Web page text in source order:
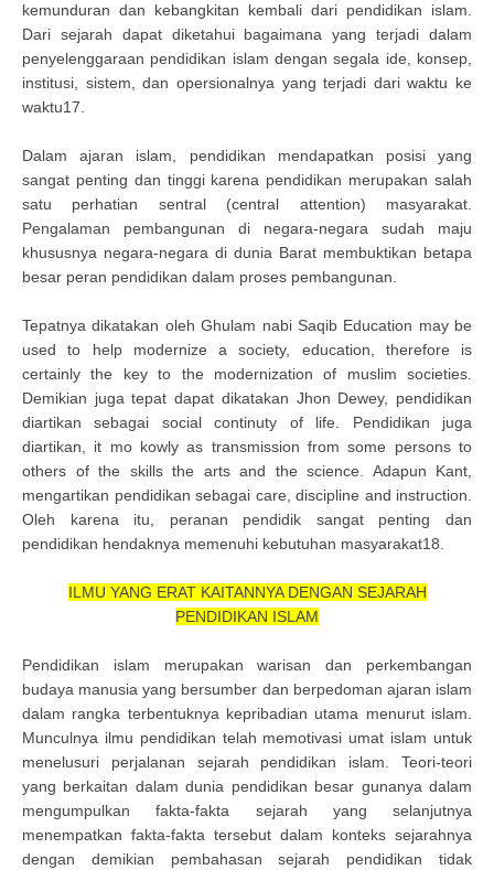
kemunduran dan kebangkitan kembali dari pendidikan islam.
Dari sejarah dapat diketahui bagaimana yang terjadi dalam
penyelenggaraan pendidikan islam dengan segala ide, konsep,
institusi, sistem, dan opersionalnya yang terjadi dari waktu ke
waktu17.
Dalam ajaran islam, pendidikan mendapatkan posisi yang
sangat penting dan tinggi karena pendidikan merupakan salah
satu perhatian sentral (central attention) masyarakat.
Pengalaman pembangunan di negara-negara sudah maju
khususnya negara-negara di dunia Barat membuktikan betapa
besar peran pendidikan dalam proses pembangunan.
Tepatnya dikatakan oleh Ghulam nabi Saqib Education may be
used to help modernize a society, education, therefore is
certainly the key to the modernization of muslim societies.
Demikian juga tepat dapat dikatakan Jhon Dewey, pendidikan
diartikan sebagai social continuty of life. Pendidikan juga
diartikan, it mo kowly as transmission from some persons to
others of the skills the arts and the science. Adapun Kant,
mengartikan pendidikan sebagai care, discipline and instruction.
Oleh karena itu, peranan pendidik sangat penting dan
pendidikan hendaknya memenuhi kebutuhan masyarakat18.
ILMU YANG ERAT KAITANNYA DENGAN SEJARAH
PENDIDIKAN ISLAM
Pendidikan islam merupakan warisan dan perkembangan
budaya manusia yang bersumber dan berpedoman ajaran islam
dalam rangka terbentuknya kepribadian utama menurut islam.
Munculnya ilmu pendidikan telah memotivasi umat islam untuk
menelusuri perjalanan sejarah pendidikan islam. Teori-teori
yang berkaitan dalam dunia pendidikan besar gunanya dalam
mengumpulkan fakta-fakta sejarah yang selanjutnya
menempatkan fakta-fakta tersebut dalam konteks sejarahnya
dengan demikian pembahasan sejarah pendidikan tidak